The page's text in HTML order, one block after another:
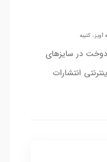
، کتیبه
در سایزهای
انتشارات